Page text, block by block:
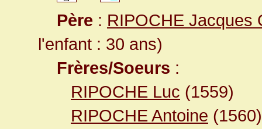
Père : RIPOCHE Jacques
l'enfant : 30 ans)
Frères/Soeurs :
RIPOCHE Luc (1559)
RIPOCHE Antoine (1560)